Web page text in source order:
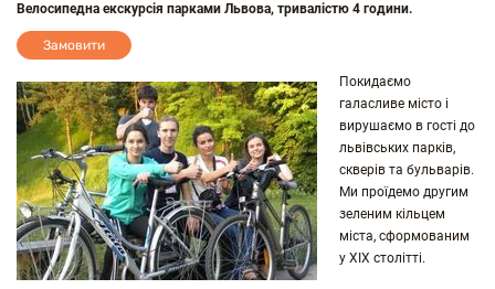
Велосипедна екскурсія парками Львова, тривалістю 4 години.
Замовити
Покидаємо
галасливе місто і
вирушаємо в гості до
львівських парків,
скверів та бульварів.
Ми проїдемо другим
зеленим кільцем
міста, сформованим
у ХІХ столітті.